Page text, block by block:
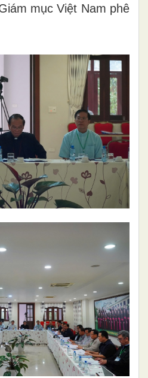
mục Việt Nam phê